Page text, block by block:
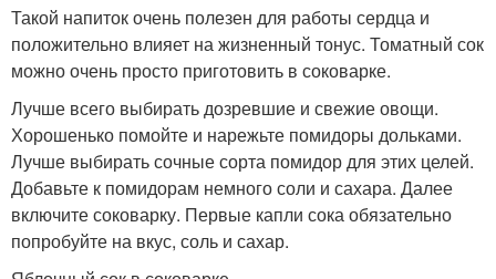
Такой напиток очень полезен для работы сердца и
положительно влияет на жизненный тонус. Томатный сок
можно очень просто приготовить в соковарке.
Лучше всего выбирать дозревшие и свежие овощи.
Хорошенько помойте и нарежьте помидоры дольками.
Лучше выбирать сочные сорта помидор для этих целей.
Добавьте к помидорам немного соли и сахара. Далее
включите соковарку. Первые капли сока обязательно
попробуйте на вкус, соль и сахар.